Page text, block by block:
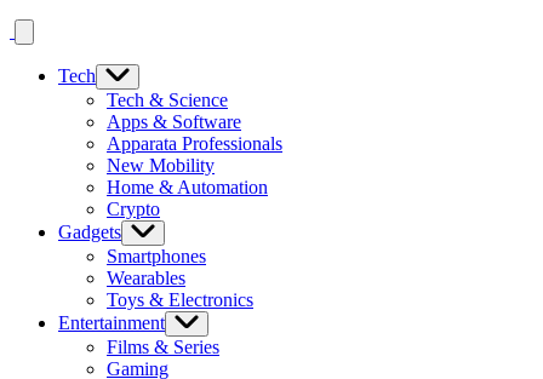
Tech
Tech & Science
Apps & Software
Apparata Professionals
New Mobility
Home & Automation
Crypto
Gadgets
Smartphones
Wearables
Toys & Electronics
Entertainment
Films & Series
Gaming